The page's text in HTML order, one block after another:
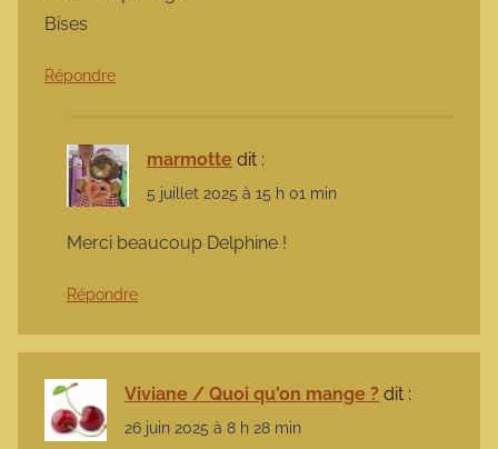
Bises
Répondre
marmotte dit :
5 juillet 2025 à 15 h 01 min
Merci beaucoup Delphine !
Répondre
Viviane / Quoi qu'on mange ? dit :
26 juin 2025 à 8 h 28 min